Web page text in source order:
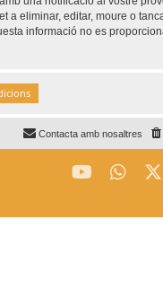
a eliminar, editar, moure o
informació no es
Contacta amb nosaltres